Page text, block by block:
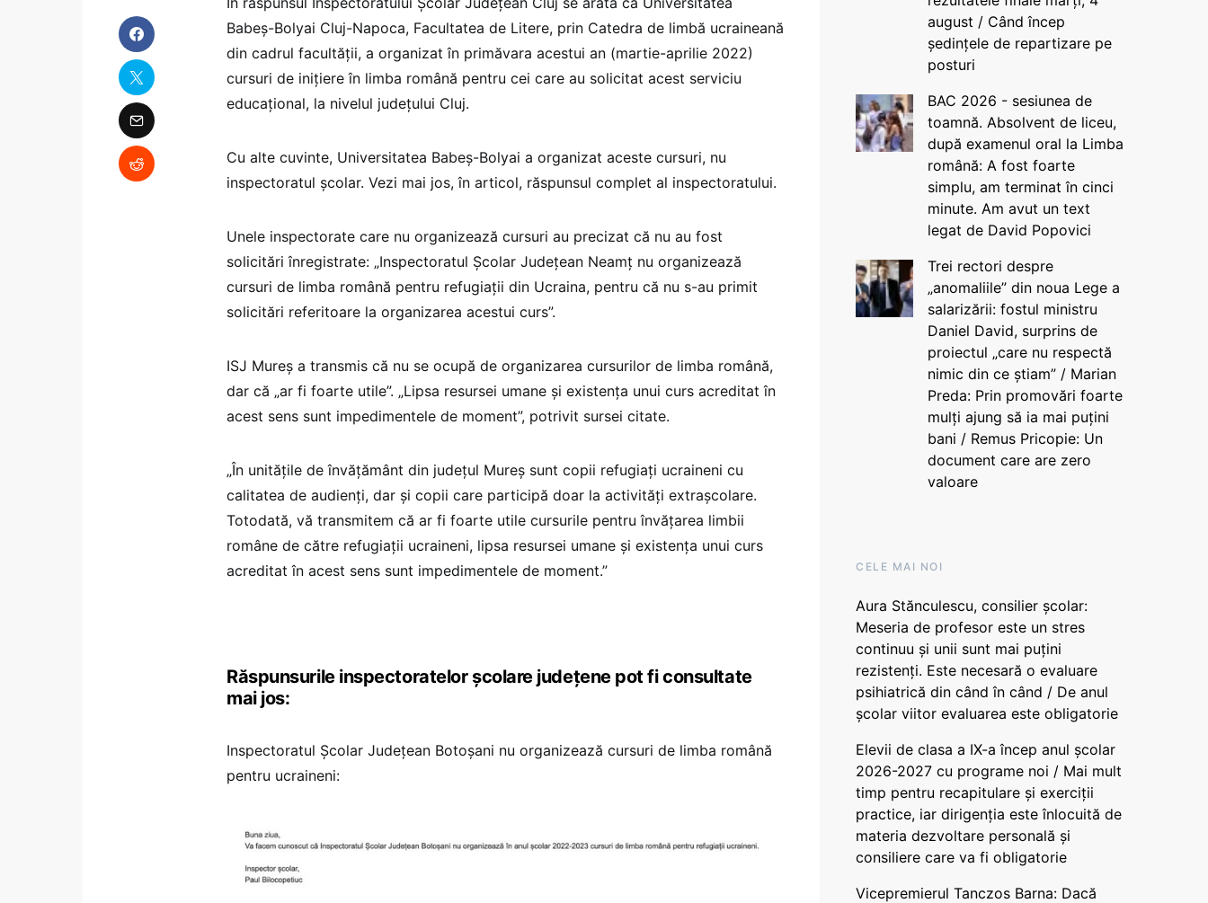
Babeș-Bolyai Cluj-Napoca, Facultatea de Litere, prin Catedra de limbă ucraineană
din cadrul facultății, a organizat în primăvara acestui an (martie-aprilie 2022)
cursuri de inițiere în limba română pentru cei care au solicitat acest serviciu
educațional, la nivelul județului Cluj.
Cu alte cuvinte, Universitatea Babeș-Bolyai a organizat aceste cursuri, nu
inspectoratul școlar. Vezi mai jos, în articol, răspunsul complet al inspectoratului.
Unele inspectorate care nu organizează cursuri au precizat că nu au fost
solicitări înregistrate: „Inspectoratul Școlar Județean Neamț nu organizează
cursuri de limba română pentru refugiații din Ucraina, pentru că nu s-au primit
solicitări referitoare la organizarea acestui curs”.
ISJ Mureș a transmis că nu se ocupă de organizarea cursurilor de limba română,
dar că „ar fi foarte utile”. „Lipsa resursei umane și existența unui curs acreditat în
acest sens sunt impedimentele de moment”, potrivit sursei citate.
„În unitățile de învățământ din județul Mureș sunt copii refugiați ucraineni cu
calitatea de audienți, dar și copii care participă doar la activități extrașcolare.
Totodată, vă transmitem că ar fi foarte utile cursurile pentru învățarea limbii
române de către refugiații ucraineni, lipsa resursei umane și existența unui curs
acreditat în acest sens sunt impedimentele de moment.”
Răspunsurile inspectoratelor școlare județene pot fi consultate
mai jos:
Inspectoratul Școlar Județean Botoșani nu organizează cursuri de limba română
pentru ucraineni:
august / Când încep
ședințele de repartizare pe
posturi
BAC 2026 - sesiunea de
toamnă. Absolvent de liceu,
după examenul oral la Limba
română: A fost foarte
simplu, am terminat în cinci
minute. Am avut un text
legat de David Popovici
Trei rectori despre
„anomaliile” din noua Lege a
salarizării: fostul ministru
Daniel David, surprins de
proiectul „care nu respectă
nimic din ce știam” / Marian
Preda: Prin promovări foarte
mulți ajung să ia mai puțini
bani / Remus Pricopie: Un
document care are zero
valoare
CELE MAI NOI
Aura Stănculescu, consilier școlar:
Meseria de profesor este un stres
continuu și unii sunt mai puțini
rezistenți. Este necesară o evaluare
psihiatrică din când în când / De anul
școlar viitor evaluarea este obligatorie
Elevii de clasa a IX-a încep anul școlar
2026-2027 cu programe noi / Mai mult
timp pentru recapitulare și exerciții
practice, iar dirigenția este înlocuită de
materia dezvoltare personală și
consiliere care va fi obligatorie
Vicepremierul Tanczos Barna: Dacă